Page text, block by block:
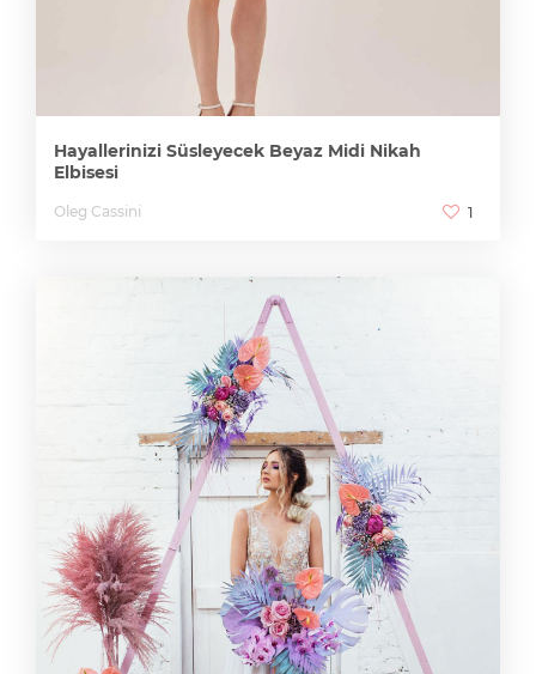
Hayallerinizi Süsleyecek Beyaz Midi Nikah
Elbisesi
Oleg Cassini 1